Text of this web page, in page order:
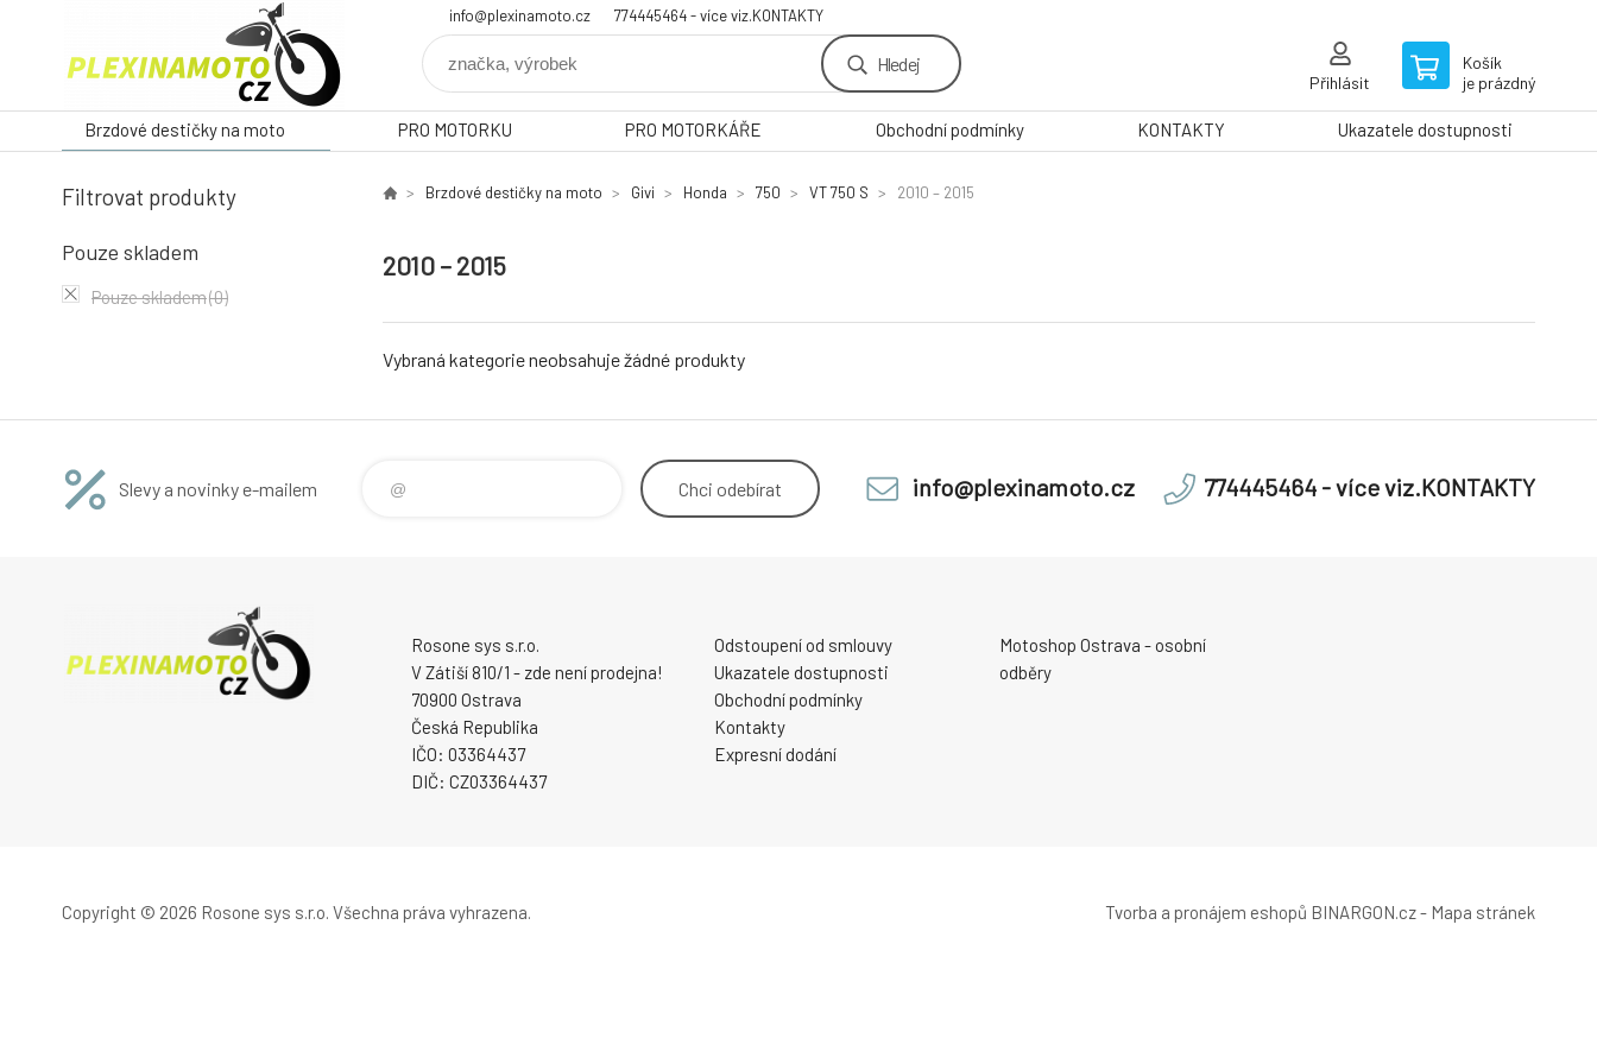
info@plexinamoto.cz 774445464 - více viz.KONTAKTY
Hledej
Přihlásit
Košík
je prázdný
Brzdové destičky na moto PRO MOTORKU PRO MOTORKÁŘE Obchodní podmínky KONTAKTY Ukazatele dostupnosti
Filtrovat produkty
Pouze skladem
Pouze skladem(0)
Brzdové destičky na moto Givi Honda 750 VT 750 S 2010 – 2015
2010 – 2015
Vybraná kategorie neobsahuje žádné produkty
Slevy a novinky e-mailem Chci odebírat info@plexinamoto.cz 774445464 - více viz.KONTAKTY
Rosone sys s.r.o.
V Zátiší 810/1 - zde není prodejna!
70900 Ostrava
Česká Republika
IČO: 03364437
DIČ: CZ03364437
Odstoupení od smlouvy
Ukazatele dostupnosti
Obchodní podmínky
Kontakty
Expresní dodání
Motoshop Ostrava - osobní
odběry
Copyright © 2026 Rosone sys s.r.o. Všechna práva vyhrazena. Tvorba a pronájem eshopů BINARGON.cz- Mapa stránek